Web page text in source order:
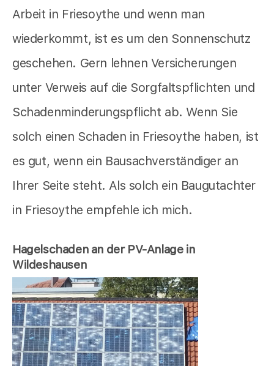
Arbeit in Friesoythe und wenn man
wiederkommt, ist es um den Sonnenschutz
geschehen. Gern lehnen Versicherungen
unter Verweis auf die Sorgfaltspflichten und
Schadenminderungspflicht ab. Wenn Sie
solch einen Schaden in Friesoythe haben, ist
es gut, wenn ein Bausachverständiger an
Ihrer Seite steht. Als solch ein Baugutachter
in Friesoythe empfehle ich mich.
Hagelschaden an der PV-Anlage in
Wildeshausen